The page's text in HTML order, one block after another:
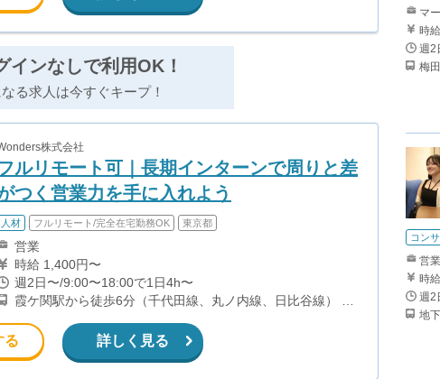
インなしで利用OK！
る求人は今すぐキープ！
株式会社
ルリモート可｜長期インターンで周りと差
つく営業力を手に入れよう
人材 フルリモート/完全在宅勤務OK 東京都
営業
時給 1,400円〜
週2日〜/9:00〜18:00で1日4h〜
霞ケ関駅から徒歩6分（千代田線、丸ノ内線、日比谷線） 虎
ら徒歩5分（日比谷線）
る 詳しく見る
マ
時
週2
梅
コン
営業
時
週2
地